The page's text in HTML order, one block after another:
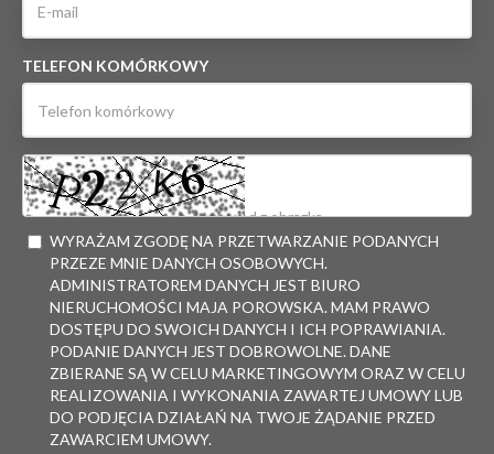
TELEFON KOMÓRKOWY
WYRAŻAM ZGODĘ NA PRZETWARZANIE PODANYCH
PRZEZE MNIE DANYCH OSOBOWYCH.
ADMINISTRATOREM DANYCH JEST BIURO
NIERUCHOMOŚCI MAJA POROWSKA. MAM PRAWO
DOSTĘPU DO SWOICH DANYCH I ICH POPRAWIANIA.
PODANIE DANYCH JEST DOBROWOLNE. DANE
ZBIERANE SĄ W CELU MARKETINGOWYM ORAZ W CELU
REALIZOWANIA I WYKONANIA ZAWARTEJ UMOWY LUB
DO PODJĘCIA DZIAŁAŃ NA TWOJE ŻĄDANIE PRZED
ZAWARCIEM UMOWY.